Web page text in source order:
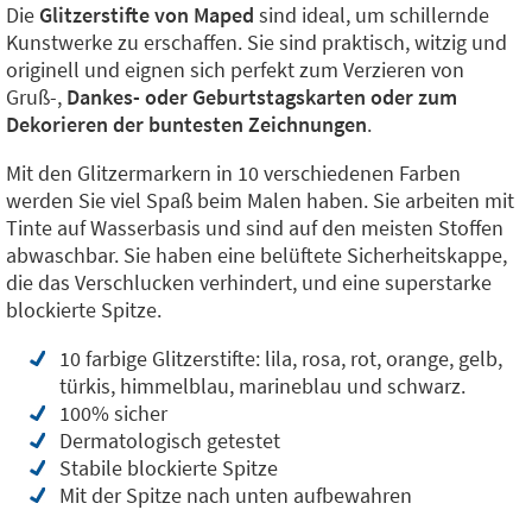
Die Glitzerstifte von Maped sind ideal, um schillernde
Kunstwerke zu erschaffen. Sie sind praktisch, witzig und
originell und eignen sich perfekt zum Verzieren von
Gruß-, Dankes- oder Geburtstagskarten oder zum
Dekorieren der buntesten Zeichnungen.
Mit den Glitzermarkern in 10 verschiedenen Farben
werden Sie viel Spaß beim Malen haben. Sie arbeiten mit
Tinte auf Wasserbasis und sind auf den meisten Stoffen
abwaschbar. Sie haben eine belüftete Sicherheitskappe,
die das Verschlucken verhindert, und eine superstarke
blockierte Spitze.
10 farbige Glitzerstifte: lila, rosa, rot, orange, gelb,
türkis, himmelblau, marineblau und schwarz.
100% sicher
Dermatologisch getestet
Stabile blockierte Spitze
Mit der Spitze nach unten aufbewahren